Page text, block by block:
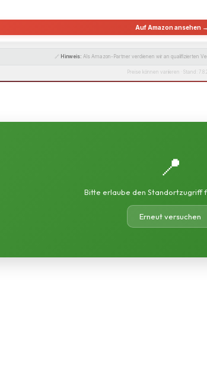
Auf Amazon ansehen →
🔗 Hinweis: Als Amazon-Partner verdienen wir an qualifizierten
Preise können variieren · Stand:
📍
Bitte erlaube den Standortzugriff
Erneut versuchen